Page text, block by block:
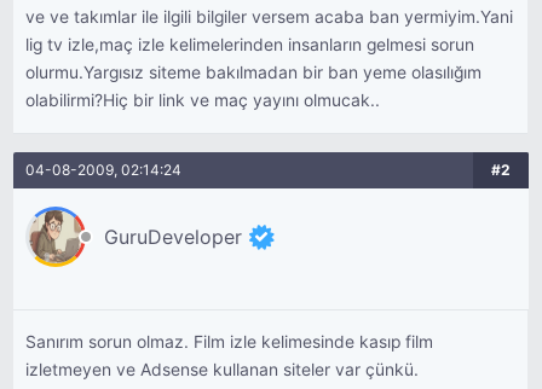
ve ve takımlar ile ilgili bilgiler versem acaba ban yermiyim.Yani
lig tv izle,maç izle kelimelerinden insanların gelmesi sorun
olurmu.Yargısız siteme bakılmadan bir ban yeme olasılığım
olabilirmi?Hiç bir link ve maç yayını olmucak..
04-08-2009, 02:14:24 #2
GuruDeveloper
Sanırım sorun olmaz. Film izle kelimesinde kasıp film
izletmeyen ve Adsense kullanan siteler var çünkü.